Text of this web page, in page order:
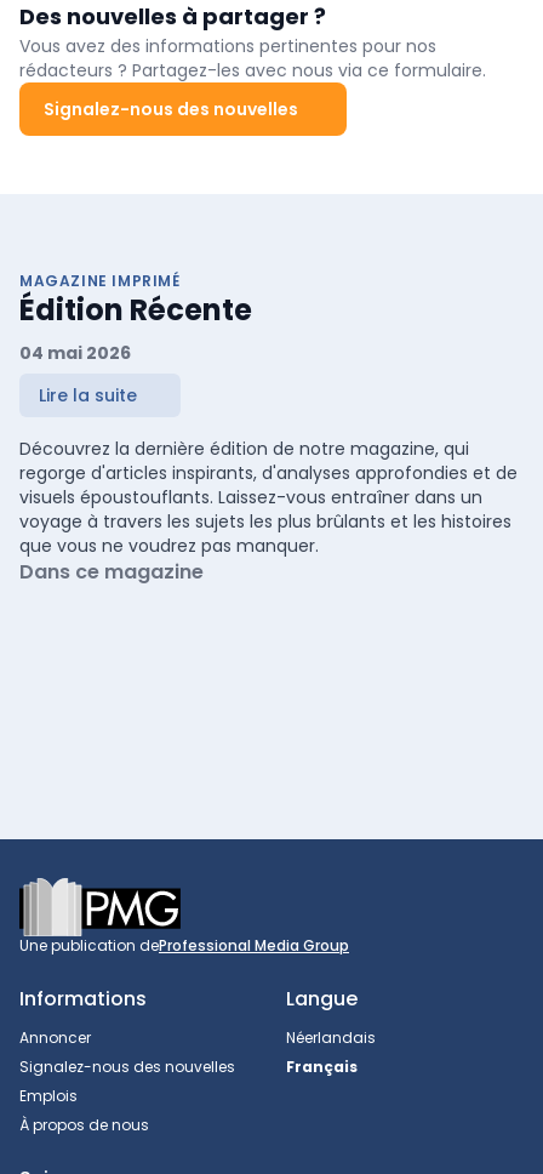
gros événement professionnel de connaissance et de
réseautage pour l'énergie solaire au Benelux. Des panneaux
solaires aux systèmes de batterie, des micro-onduleurs aux
ascenseurs de toit, du matériel de montage aux bornes de
recharge et à l'automatisation de la maison intelligente.
Inscrivez-vous gratuitement à Solar Solutions 2018 et rendez
visite à plus de 160 entreprises nationales et internationales de
Des nouvelles à partager ?
Vous avez des informations pertinentes pour nos
rédacteurs ? Partagez-les avec nous via ce formulaire.
Signalez-nous des nouvelles
MAGAZINE IMPRIMÉ
Édition Récente
04 mai 2026
Lire la suite
Découvrez la dernière édition de notre magazine, qui
regorge d'articles inspirants, d'analyses approfondies et de
visuels époustouflants. Laissez-vous entraîner dans un
voyage à travers les sujets les plus brûlants et les histoires
que vous ne voudrez pas manquer.
Dans ce magazine
Footer
Une publication deProfessional Media Group
Informations
Annoncer
Signalez-nous des nouvelles
Emplois
À propos de nous
Langue
Néerlandais
Français